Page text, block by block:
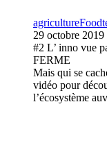
agriculture
29 octobre 2019
#2 L’ inno vue
FERME
Mais qui se
vidéo pour
l’écosystème